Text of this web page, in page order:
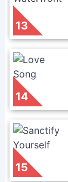
13
14
15